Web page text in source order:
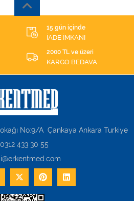
15 gün içinde
İADE İMKANI
2000 TL ve üzeri
KARGO BEDAVA
No:9/A Çankaya Ankara Turkiye
0312 433 30 55